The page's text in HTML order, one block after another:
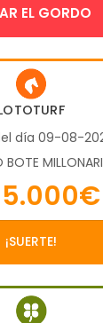
EL GORDO
día 09-08-
BOTE
¡SUERTE!